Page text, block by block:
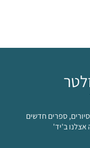
ספרים חדשים
ב'יד'